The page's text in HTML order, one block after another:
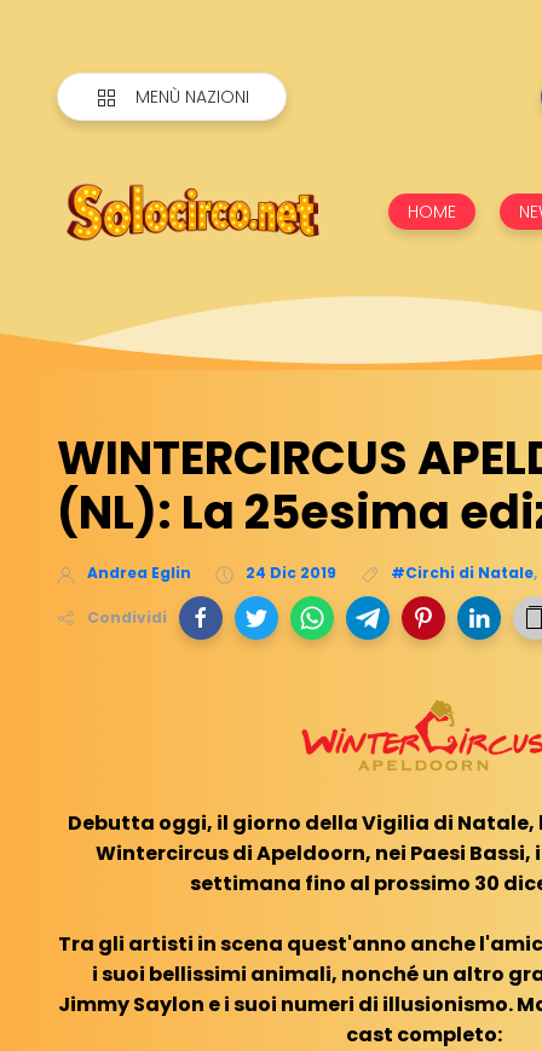
MENÙ NAZIONI
HOME
WINTERCIRCUS
(NL): La 25esima
Andrea Eglin 24 Dic 2019 #Circhi di Natale,
Condividi
Debutta oggi, il giorno della Vigilia di Natale,
Wintercircus di Apeldoorn, nei Paesi Bassi,
settimana fino al prossimo 30
Tra gli artisti in scena quest'anno anche
i suoi bellissimi animali, nonché un altro
Jimmy Saylon e i suoi numeri di illusionismo.
cast completo: